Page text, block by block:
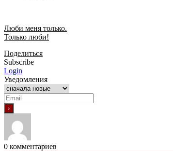
Люби меня только.
Только люби!
Поделиться
Subscribe
Login
Уведомления
0 комментариев